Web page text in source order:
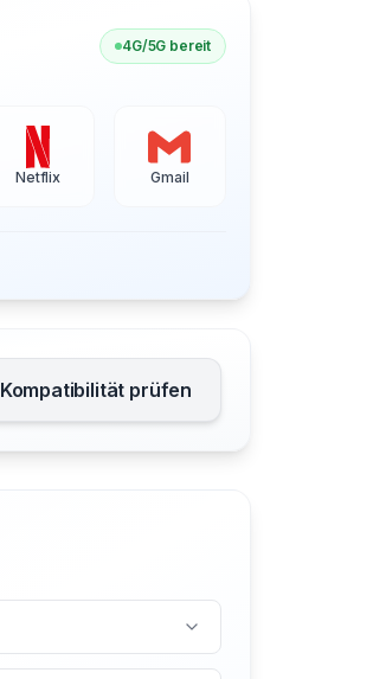
4G/5G bereit
Netflix Gmail
Kompatibilität prüfen